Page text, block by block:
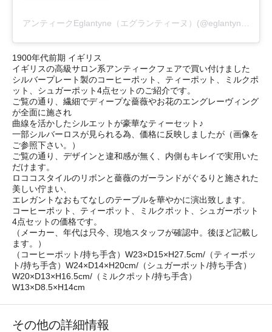
1900年代前期 イギリス
イギリスの高級サロン系アンティークフェアで買い付けました
シルバープレート製のコーヒーポット、ティーポット、ミルクポ
ット、シュガーポット4点セットのご紹介です。
ご覧の通り、繊細でディープな薔薇やお花のエングレーヴィング
が全面に施され
曲線を活かしたシルエットが豪華なティーセット♪
一部シルバーロスが見られる為、価格に反映しましたが（画像を
ご参照下さい。）
ご覧の通り、デザインと違和感が無く、内側もキレイで実用いた
だけます。
ロココスタイルのリボンと薔薇のガーランドがぐるりと施された
美しい佇まい、
エレガントなおもてなしのテーブルを華やかに演出致します。
コーヒーポット、ティーポット、ミルクポット、シュガーポット
4点セットの価格です。
（メーカー、年代は只今、現地スタッフが確認中。後ほど記載し
ます。）
（コーヒーポット/持ち手含）W23×D15×H27.5cm/（ティーポッ
ト/持ち手含）W24×D14×H20cm/（シュガーポット/持ち手含）
W20×D13×H16.5cm/（ミルクポット/持ち手含）
W13×D8.5×H14cm
その他の詳細情報